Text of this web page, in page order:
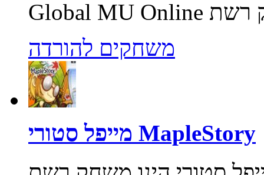
משחקים להורדה
מייפל סטורי MapleStory